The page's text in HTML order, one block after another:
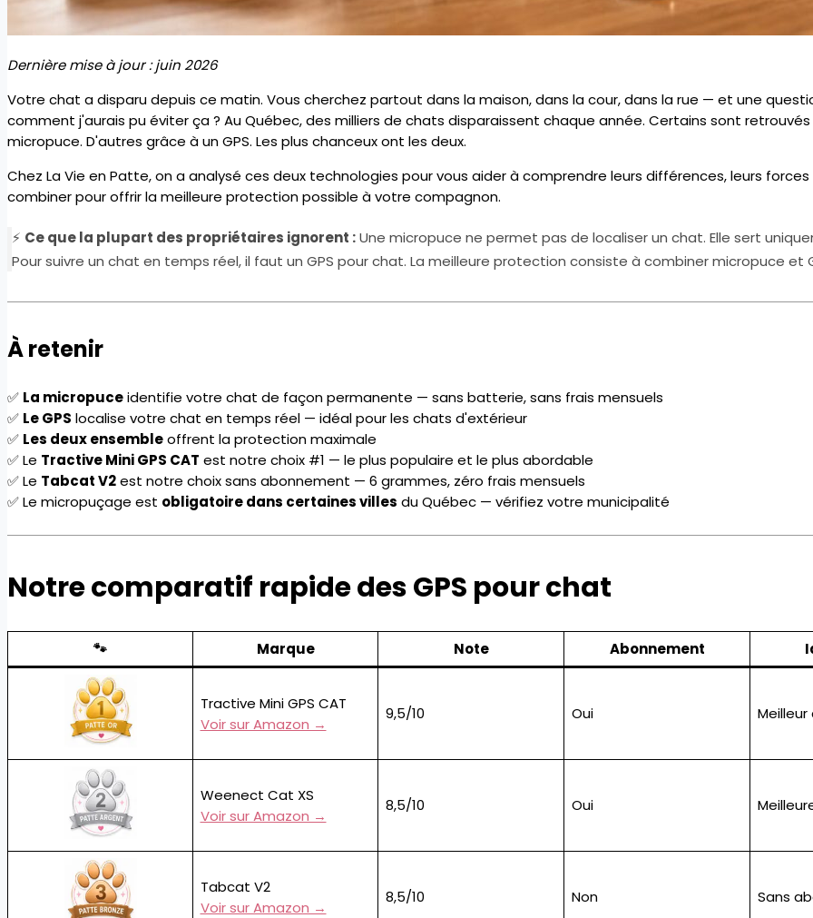
Dernière mise à jour : juin 2026
Votre chat a disparu depuis ce matin. Vous cherchez partout dans la maison, dans la cour, dans la rue — et une
comment j'aurais pu éviter ça ? Au Québec, des milliers de chats disparaissent chaque année. Certains sont
micropuce. D'autres grâce à un GPS. Les plus chanceux ont les deux.
Chez La Vie en Patte, on a analysé ces deux technologies pour vous aider à comprendre leurs différences, leurs
combiner pour offrir la meilleure protection possible à votre compagnon.
⚡ Ce que la plupart des propriétaires ignorent :Une micropuce ne permet pas de localiser un chat. Elle sert
Pour suivre un chat en temps réel, il faut un GPS pour chat. La meilleure protection consiste à combiner micropuce et
À retenir
✅ La micropuceidentifie votre chat de façon permanente — sans batterie, sans frais mensuels
✅ Le GPS localise votre chat en temps réel — idéal pour les chats d'extérieur
✅ Les deux ensembleoffrent la protection maximale
✅ Le Tractive Mini GPS CAT est notre choix #1 — le plus populaire et le plus abordable
✅ Le Tabcat V2est notre choix sans abonnement — 6 grammes, zéro frais mensuels
✅ Le micropuçage est obligatoire dans certaines villes du Québec — vérifiez votre municipalité
Notre comparatif rapide des GPS pour chat
🐾 Marque Note Abonnement
Tractive Mini GPS CAT
Voir sur Amazon →
9,5/10 Oui
Weenect Cat XS
Voir sur Amazon →
8,5/10 Oui
Tabcat V2
Voir sur Amazon →
8,5/10 Non Sans